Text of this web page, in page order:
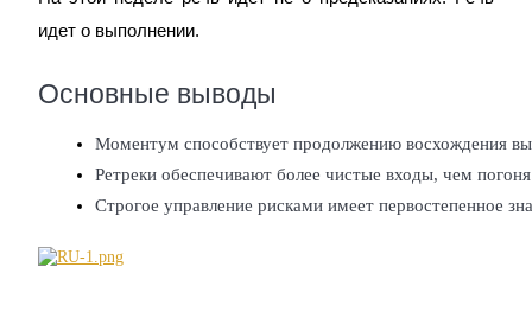
Фьючерсы с использованием USDC в качестве
идет о выполнении.
Основные выводы
Моментум способствует продолжению восхождения
Ретреки обеспечивают более чистые входы, чем
Строгое управление рисками имеет первостепенное